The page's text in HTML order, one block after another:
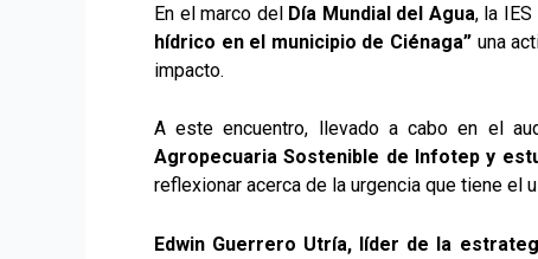
En el marco del Día Mundial del Agua, la
hídrico en el municipio de Ciénaga”una
impacto.
A este encuentro, llevado a cabo en el
Agropecuaria Sostenible de Infotep y
reflexionar acerca de la urgencia que tiene el
Edwin Guerrero Utría, líder de la